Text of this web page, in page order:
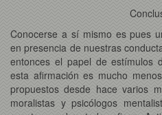
Conocerse a sí mismo es pues
en presencia de nuestras
entonces el papel de estímulos
esta afirmación es mucho
propuestos desde hace varios
moralistas y psicólogos